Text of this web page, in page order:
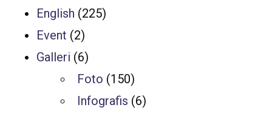
English (225)
Event (2)
Galleri (6)
Foto (150)
Infografis (6)